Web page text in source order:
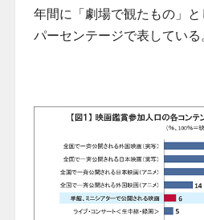
年間に「劇場で観たもの」
パーセンテージで表している